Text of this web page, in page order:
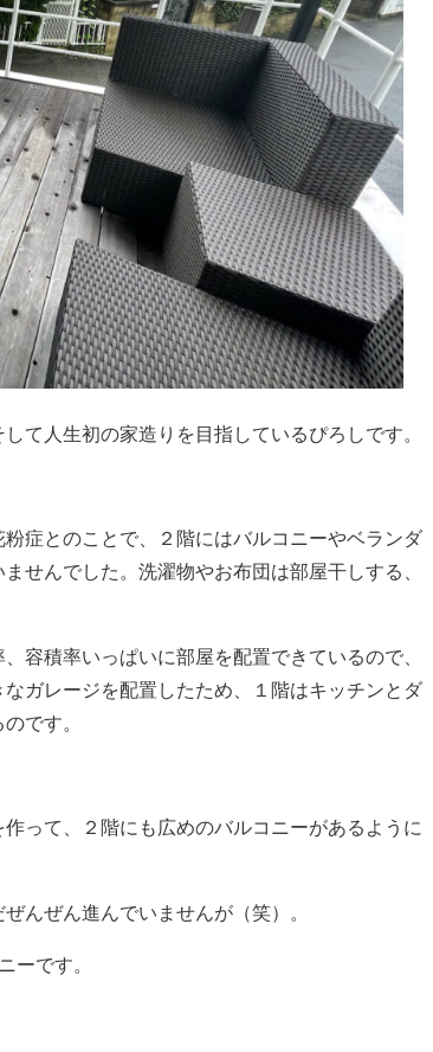
て人生初の家造りを目指しているぴろしです。
症とのことで、２階にはバルコニーやベランダ
せんでした。洗濯物やお布団は部屋干しする、
容積率いっぱいに部屋を配置できているので、
ガレージを配置したため、１階はキッチンとダ
です。
って、２階にも広めのバルコニーがあるように
んぜん進んでいませんが（笑）。
ーです。